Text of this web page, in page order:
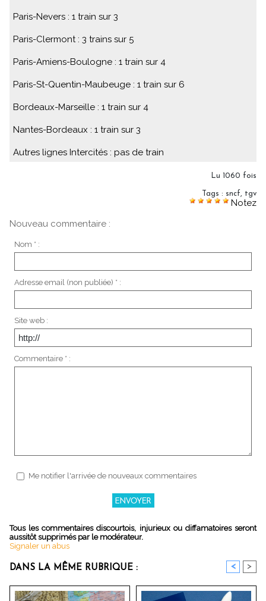
Paris-Nevers : 1 train sur 3
Paris-Clermont : 3 trains sur 5
Paris-Amiens-Boulogne : 1 train sur 4
Paris-St-Quentin-Maubeuge : 1 train sur 6
Bordeaux-Marseille : 1 train sur 4
Nantes-Bordeaux : 1 train sur 3
Autres lignes Intercités : pas de train
Lu 1060 fois
Tags : sncf tgv
Notez
Nouveau commentaire :
Nom * :
Adresse email (non publiée) * :
Site web :
Commentaire * :
Me notifier l'arrivée de nouveaux commentaires
Tous les commentaires discourtois, injurieux ou diffamatoires seront
aussitôt supprimés par le modérateur.
Signaler un abus
DANS LA MÊME RUBRIQUE : < >